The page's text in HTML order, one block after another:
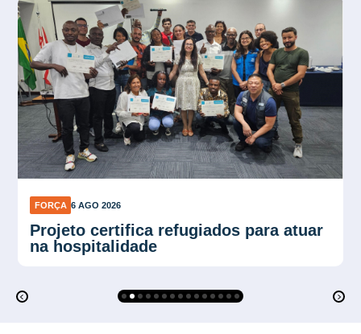
FORÇA 6 AGO 2026
Força Sindical SP organiza
mobilização para ato de 10 de agosto